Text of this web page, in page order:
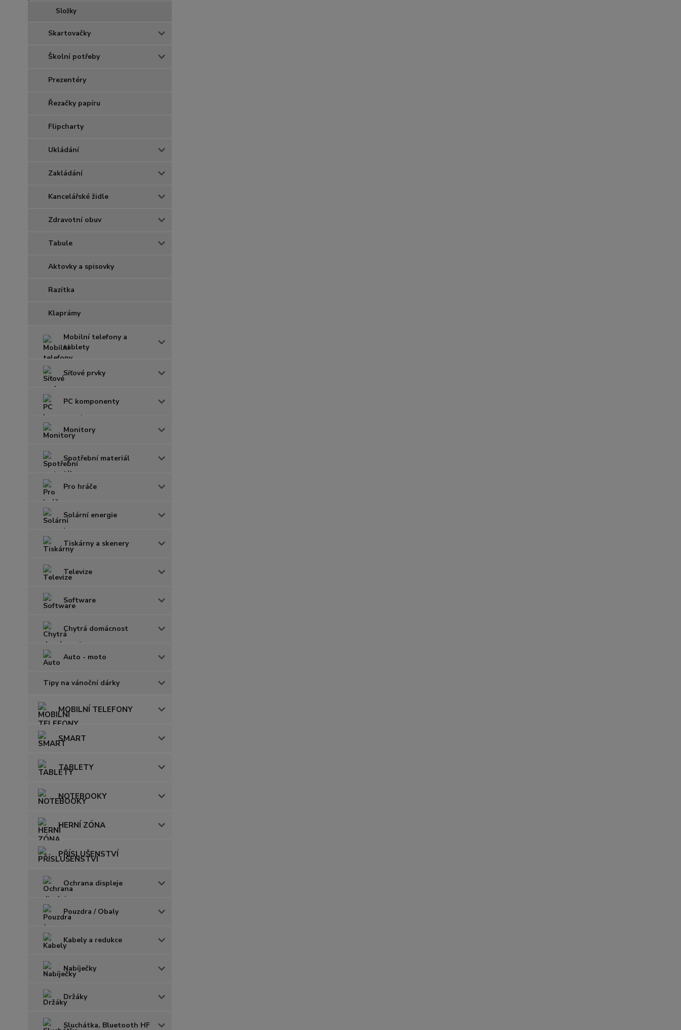
Složky
Skartovačky
Školní potřeby
Prezentéry
Řezačky papíru
Flipcharty
Ukládání
Zakládání
Kancelářské židle
Zdravotní obuv
Tabule
Aktovky a spisovky
Razítka
Klaprámy
Mobilní telefony a
tablety
Síťové prvky
PC komponenty
Monitory
Spotřební materiál
Pro hráče
Solární energie
Tiskárny a skenery
Televize
Software
Chytrá domácnost
Auto - moto
Tipy na vánoční dárky
MOBILNÍ TELEFONY
SMART
TABLETY
NOTEBOOKY
HERNÍ ZÓNA
PŘÍSLUŠENSTVÍ
Ochrana displeje
Pouzdra / Obaly
Kabely a redukce
Nabíječky
Držáky
Sluchátka, Bluetooth HF